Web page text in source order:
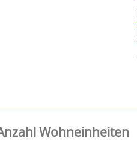
Wohneinheiten